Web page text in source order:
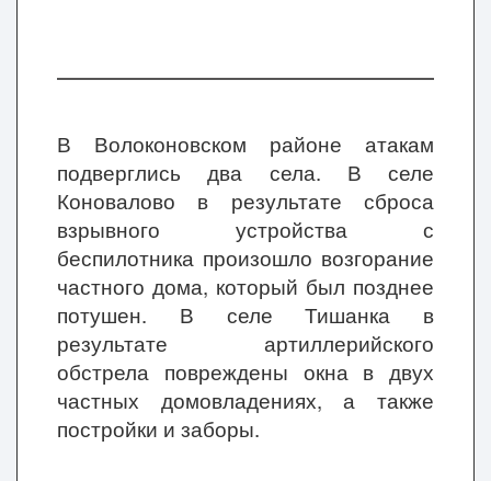
В Волоконовском районе атакам
подверглись два села. В селе
Коновалово в результате сброса
взрывного устройства с
беспилотника произошло возгорание
частного дома, который был позднее
потушен. В селе Тишанка в
результате артиллерийского
обстрела повреждены окна в двух
частных домовладениях, а также
постройки и заборы.